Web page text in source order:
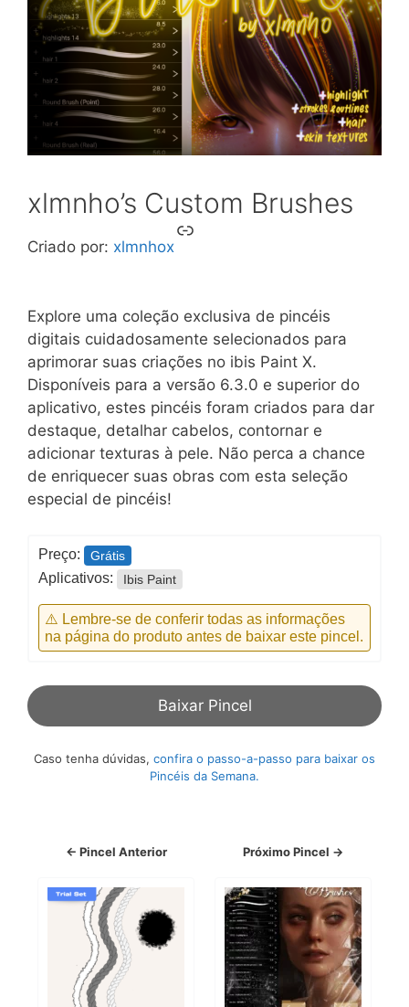
xlmnho’s Custom Brushes
Criado por: xlmnhox
Link
Explore uma coleção exclusiva de pincéis
digitais cuidadosamente selecionados para
aprimorar suas criações no ibis Paint X.
Disponíveis para a versão 6.3.0 e superior do
aplicativo, estes pincéis foram criados para dar
destaque, detalhar cabelos, contornar e
adicionar texturas à pele. Não perca a chance
de enriquecer suas obras com esta seleção
especial de pincéis!
Preço: Grátis
Aplicativos: Ibis Paint
⚠️ Lembre-se de conferir todas as informações
na página do produto antes de baixar este pincel.
Baixar Pincel
Caso tenha dúvidas, confira o passo-a-passo para baixar os
Pincéis da Semana.
← Pincel Anterior Próximo Pincel →